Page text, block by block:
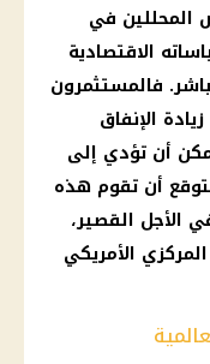
المحللين في
الاقتصادية
فالمستثمرون
الإنفاق
أن تؤدي إلى
أن تقوم هذه
الأجل القصير،
الأمريكي